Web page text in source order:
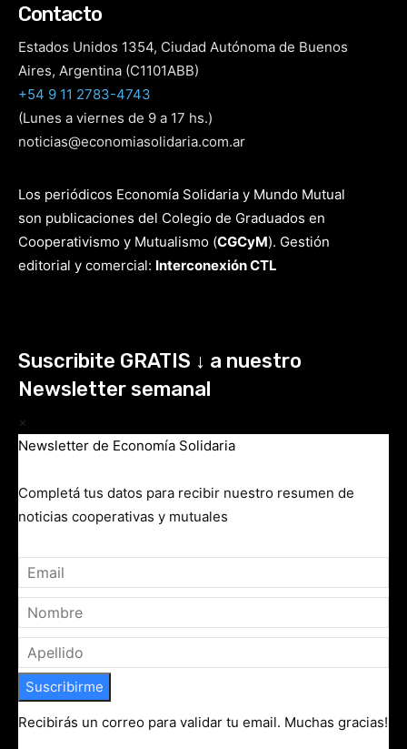
Contacto
Estados Unidos 1354, Ciudad Autónoma de Buenos
Aires, Argentina (C1101ABB)
+54 9 11 2783-4743
(Lunes a viernes de 9 a 17 hs.)
noticias@economiasolidaria.com.ar
Los periódicos Economía Solidaria y Mundo Mutual
son publicaciones del Colegio de Graduados en
Cooperativismo y Mutualismo (CGCyM). Gestión
editorial y comercial: Interconexión CTL
Suscribite GRATIS ↓ a nuestro
Newsletter semanal
×
Newsletter de Economía Solidaria
Completá tus datos para recibir nuestro resumen de
noticias cooperativas y mutuales
Suscribirme
Recibirás un correo para validar tu email. Muchas gracias!